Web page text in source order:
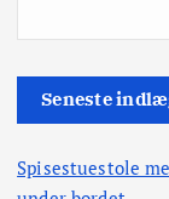
Seneste
Spisestuestole